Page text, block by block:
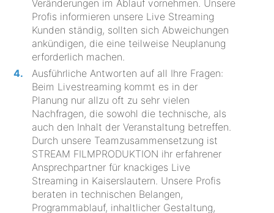
Veränderungen im Ablauf vornehmen. Unsere
Profis informieren unsere Live Streaming
Kunden ständig, sollten sich Abweichungen
ankündigen, die eine teilweise Neuplanung
erforderlich machen.
Ausführliche Antworten auf all Ihre Fragen:
Beim Livestreaming kommt es in der
Planung nur allzu oft zu sehr vielen
Nachfragen, die sowohl die technische, als
auch den Inhalt der Veranstaltung betreffen.
Durch unsere Teamzusammensetzung ist
STREAM FILMPRODUKTION ihr erfahrener
Ansprechpartner für knackiges Live
Streaming in Kaiserslautern. Unsere Profis
beraten in technischen Belangen,
Programmablauf, inhaltlicher Gestaltung,